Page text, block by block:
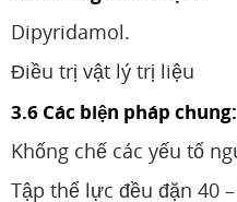
Dipyridamol.
Điều trị vật lý trị liệu
3.6 Các biện pháp chung:
Khống chế các yếu tố
Tập thể lực đều đặn 40